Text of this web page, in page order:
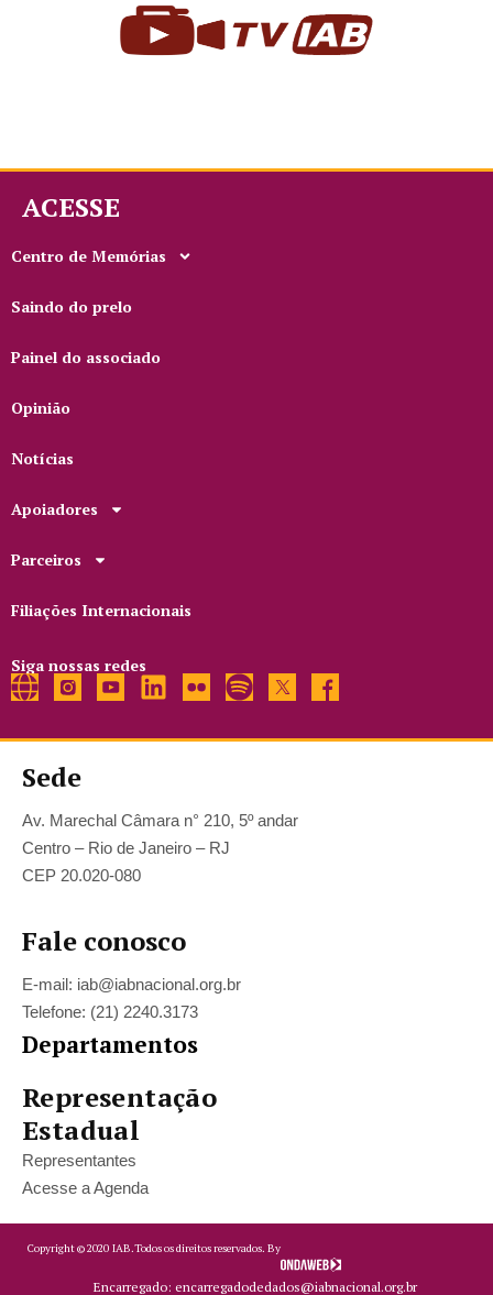
ACESSE
Centro de Memórias
Saindo do prelo
Painel do associado
Opinião
Notícias
Apoiadores
Parceiros
Filiações Internacionais
Siga nossas redes
Sede
Av. Marechal Câmara n° 210, 5º andar
Centro – Rio de Janeiro – RJ
CEP 20.020-080
Fale conosco
E-mail: iab@iabnacional.org.br
Telefone: (21) 2240.3173
Departamentos
Representação
Estadual
Representantes
Acesse a Agenda
Copyright ©2020 IAB.Todos os direitos reservados. By
Encarregado: encarregadodedados@iabnacional.org.br